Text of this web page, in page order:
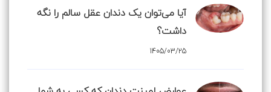
آیا می‌توان یک دندان عقل سالم را نگه
داشت؟
1405/03/25